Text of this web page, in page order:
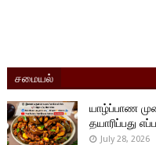
சமையல்
யாழ்ப்பாண
தயாரிப்பது
July 28, 2026